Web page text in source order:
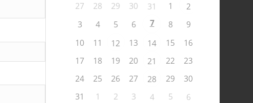
27
28 29 30 31 1
2
3
4 5 6 7 8
9
10
11 12 13 14 15
16
17
18 19 20 21 22
23
24
25 26 27 28 29
30
31
1 2 3 4 5 6